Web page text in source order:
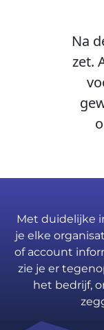
Na
zet.
Met duidelijke
je elke
of account
zie je er
het bedrijf,